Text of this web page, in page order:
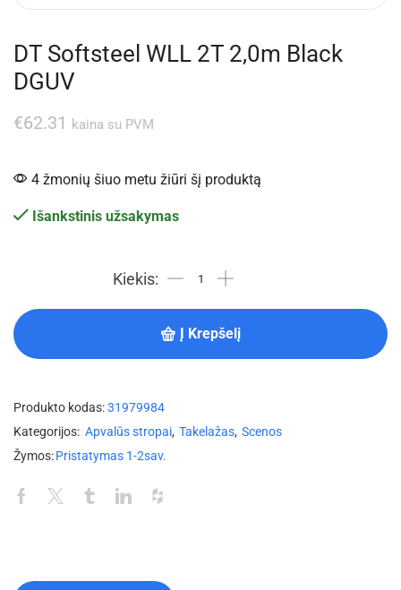
DT Softsteel WLL 2T 2,0m Black
DGUV
€62.31 kaina su PVM
4 žmonių šiuo metu žiūri šį produktą
Išankstinis užsakymas
Į Krepšelį
Produkto kodas:31979984
Kategorijos: Apvalūs stropai, Takelažas, Scenos
Žymos:Pristatymas 1-2sav.